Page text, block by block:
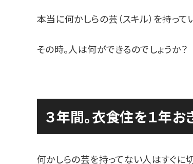
本当に何かしらの芸（スキル）を持っ
その時。人は何ができるのでしょうか？
３年間。衣食住を１年お
何かしらの芸を持ってない人はすぐに